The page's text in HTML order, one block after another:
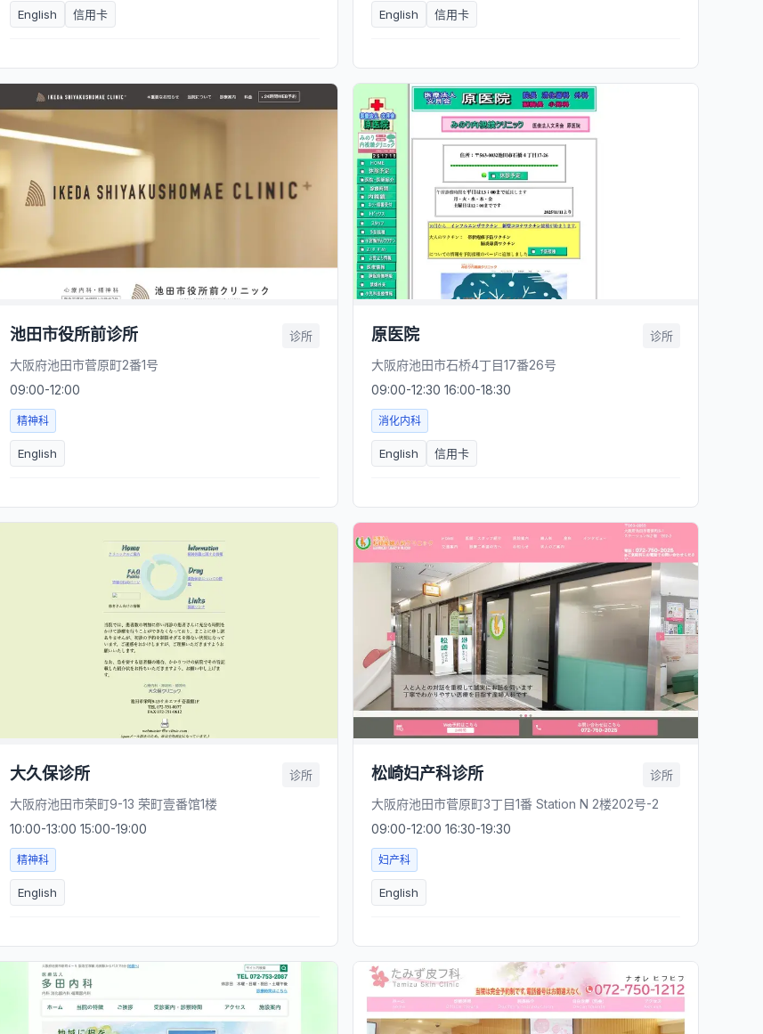
English 信用卡 English 信用卡
池田市役所前诊所 诊所
大阪府池田市菅原町2番1号
09:00-12:00
精神科
English
原医院 诊所
大阪府池田市石桥4丁目17番26号
09:00-12:30 16:00-18:30
消化内科
English 信用卡
大久保诊所 诊所
大阪府池田市荣町9-13 荣町壹番馆1楼
10:00-13:00 15:00-19:00
精神科
English
松崎妇产科诊所 诊所
大阪府池田市菅原町3丁目1番 Station N 2楼202号-2
09:00-12:00 16:30-19:30
妇产科
English